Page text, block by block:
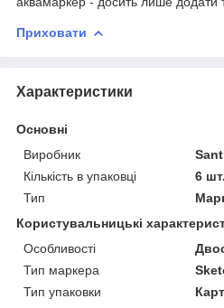
Приховати
Характеристики
Основні
Виробник
Кількість в упаковці
6 шт.
Тип
Користувальницькі
Особливості
Тип маркера
Тип упаковки